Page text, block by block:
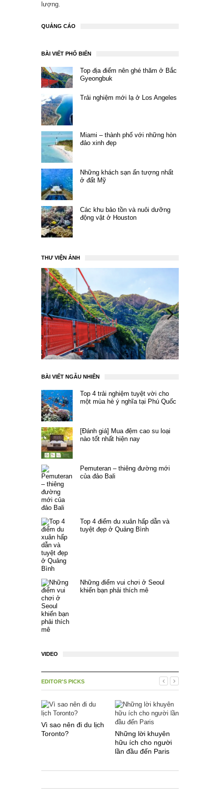
lượng.
QUẢNG CÁO
BÀI VIẾT PHỔ BIẾN
Top địa điểm nên ghé thăm ở Bắc
Gyeongbuk
Trải nghiệm mới lạ ở Los Angeles
Miami – thành phố với những hòn
đảo xinh đẹp
Những khách sạn ấn tượng nhất
ở đất Mỹ
Các khu bảo tồn và nuôi dưỡng
động vật ở Houston
THƯ VIỆN ẢNH
BÀI VIẾT NGẪU NHIÊN
Top 4 trải nghiệm tuyệt vời cho
một mùa hè ý nghĩa tại Phú Quốc
[Đánh giá] Mua đệm cao su loại
nào tốt nhất hiện nay
Pemuteran – thiêng đường mới
của đảo Bali
Top 4 điểm du xuân hấp dẫn và
tuyệt đẹp ở Quảng Bình
Những điểm vui chơi ở Seoul
khiến bạn phải thích mê
VIDEO
EDITOR'S PICKS
Vì sao nên đi du lịch
Toronto?
Những lời khuyên
hữu ích cho người
lần đầu đến Paris